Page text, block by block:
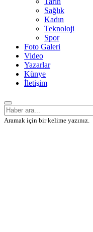
Sağlık
Kadın
Teknoloji
Spor
Foto Galeri
Video
Yazarlar
Künye
İletişim
Aramak için bir kelime yazınız.